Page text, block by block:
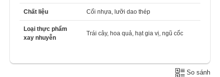
Chất liệu Cối nhựa, lưỡi dao thép
Loại thực phẩm
xay nhuyễn
Trái cây, hoa quả, hạt gia vị, ngũ cốc
So sánh